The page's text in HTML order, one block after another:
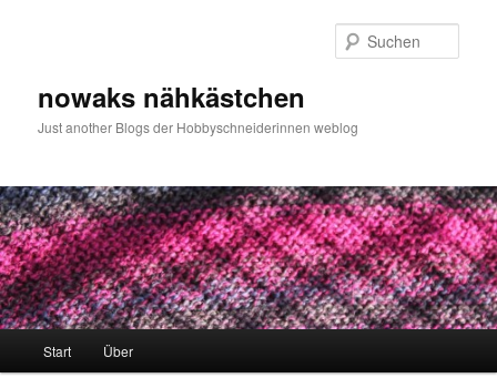
nowaks nähkästchen
Just another Blogs der Hobbyschneiderinnen weblog
Start Über